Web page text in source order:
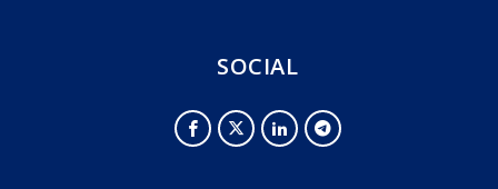
SOCIAL